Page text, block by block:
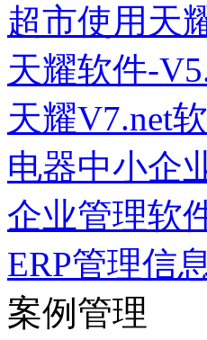
超市使用天
天耀软件-
天耀V7.net
电器中小企
企业管理软
ERP管理信
案例管理